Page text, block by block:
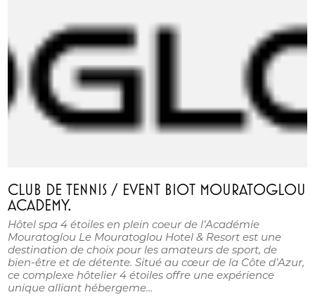
CLUB DE TENNIS / EVENT BIOT MOURATOGLOU
ACADEMY.
Hôtel spa 4 étoiles en plein coeur de l’Académie
Mouratoglou Le Mouratoglou Hotel & Resort est une
destination de choix pour les amateurs de sport, de
bien-être et de détente. Situé au cœur de la Côte d’Azur,
ce complexe hôtelier 4 étoiles offre une expérience
unique alliant hébergeme...